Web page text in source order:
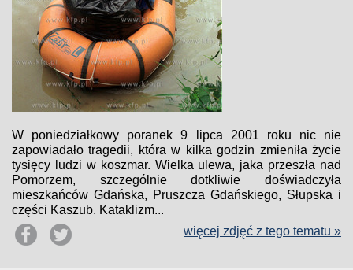
W poniedziałkowy poranek 9 lipca 2001 roku nic nie
zapowiadało tragedii, która w kilka godzin zmieniła życie
tysięcy ludzi w koszmar. Wielka ulewa, jaka przeszła nad
Pomorzem, szczególnie dotkliwie doświadczyła
mieszkańców Gdańska, Pruszcza Gdańskiego, Słupska i
części Kaszub. Kataklizm...
więcej zdjęć z tego tematu »